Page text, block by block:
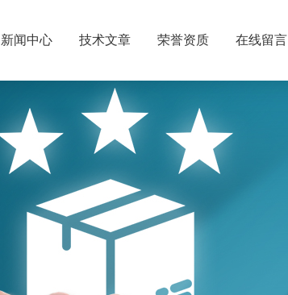
新闻中心 技术文章 荣誉资质 在线留言